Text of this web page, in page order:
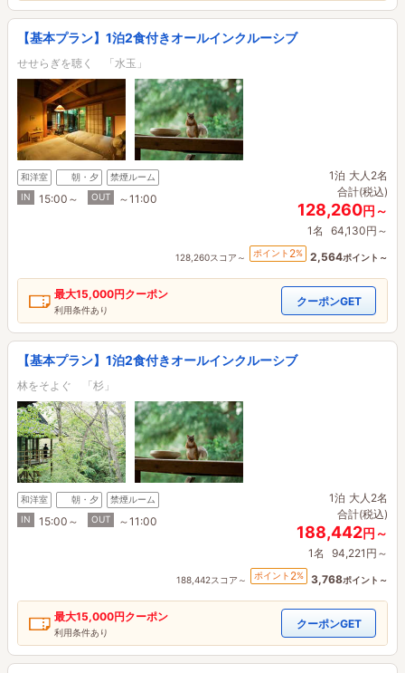
【基本プラン】1泊2食付きオールインクルーシブ
せせらぎを聴く 「水玉」
和洋室 朝・夕
禁煙ルーム
IN
15:00～ OUT ～11:00
1泊 大人2名
合計(税込)
128,260円～
1名 64,130円～
128,260スコア～ ポイント 2% 2,564ポイント～
最大15,000円クーポン
利用条件あり
クーポンGET
【基本プラン】1泊2食付きオールインクルーシブ
林をそよぐ 「杉」
和洋室 朝・夕
禁煙ルーム
IN
15:00～ OUT ～11:00
1泊 大人2名
合計(税込)
188,442円～
1名 94,221円～
188,442スコア～ ポイント 2% 3,768ポイント～
最大15,000円クーポン
利用条件あり
クーポンGET